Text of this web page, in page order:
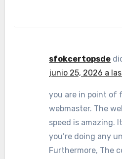
sfokcertopsde
junio 25, 2026 a
you are in point of
webmaster. The
speed is amazing.
you’re doing any
Furthermore, The